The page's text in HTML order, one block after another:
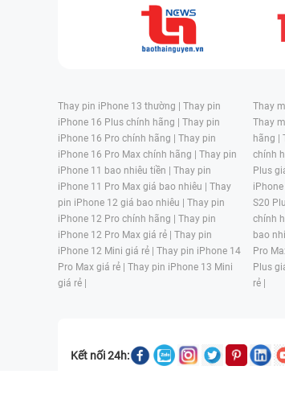
Thay pin iPhone 13 thường | Thay pin
iPhone 16 Plus chính hãng | Thay pin
iPhone 16 Pro chính hãng | Thay pin
iPhone 16 Pro Max chính hãng | Thay pin
iPhone 11 bao nhiêu tiền | Thay pin
iPhone 11 Pro Max giá bao nhiêu | Thay
pin iPhone 12 giá bao nhiêu | Thay pin
iPhone 12 Pro chính hãng | Thay pin
iPhone 12 Pro Max giá rẻ | Thay pin
iPhone 12 Mini giá rẻ | Thay pin iPhone 14
Pro Max giá rẻ | Thay pin iPhone 13 Mini
giá rẻ |
Thay
Thay
hãng |
chính
Plus
S20
chính
bao
Pro
Plus
rẻ |
Kết nối 24h: